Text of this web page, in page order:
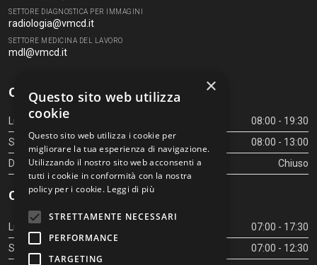
SETTORE DIAGNOSTICA PER IMMAGINI
radiologia@vmcd.it
SETTORE MEDICINA DEL LAVORO
mdl@vmcd.it
Orari Centro Diagnostico
Lunedì - Venerdì
08:00 - 19:30
Sabato
08:00 - 13:00
Domenica
Chiuso
Orari Centro Diagnostico
Lunedì - Venerdì
07:00 - 17:30
Sabato
07:00 - 12:30
×
Questo sito web utilizza
cookie
Questo sito web utilizza i cookie per
migliorare la tua esperienza di navigazione.
Utilizzando il nostro sito web acconsenti a
tutti i cookie in conformità con la nostra
policy per i cookie. Leggi di più
STRETTAMENTE NECESSARI
PERFORMANCE
TARGETING